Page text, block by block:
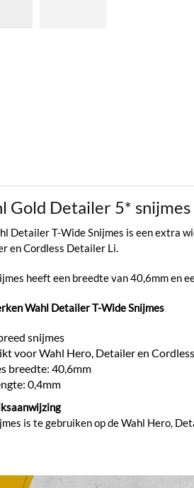
Gold Detailer 5*
Detailer T-Wide Snijmes is een extra
en Cordless Detailer Li.
heeft een breedte van 40,6mm en
Wahl Detailer T-Wide Snijmes
snijmes
voor Wahl Hero, Detailer en
breedte: 40,6mm
0,4mm
is te gebruiken op de Wahl Hero,